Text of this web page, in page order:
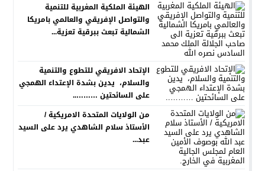
الهيئة الملكية المغربية للتنمية
والتواصل الإفريقي والعالمي بامريكا
الشمالية تبعث ببرقية تعزية...
الإتحاد الافريقي للتطوع والتنمية
والسلام، يدين بشدة الإعتداء الهمجي
على السائحتين ………..
من الولايات المتحدة الامريكية /
الأستاذ سلام الشاهدي يرد على السيد
عبد...